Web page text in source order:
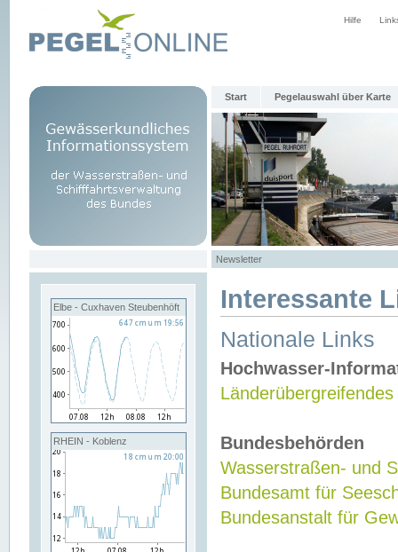
Hilfe
Start Pegelauswahl über Karte
Newsletter
Elbe - Cuxhaven Steubenhöft
RHEIN - Koblenz
Interessante
Nationale Links
Hochwasser-
Bundesbehörden
Wasserstraßen- und
Bundesamt für
Bundesanstalt für